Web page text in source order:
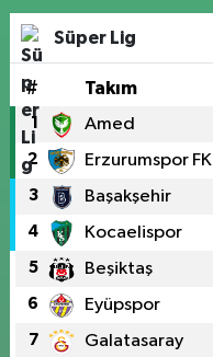
Süper Lig
# Takım
1 Amed
2 Erzurumspor FK
3 Başakşehir
4 Kocaelispor
5 Beşiktaş
6 Eyüpspor
7 Galatasaray